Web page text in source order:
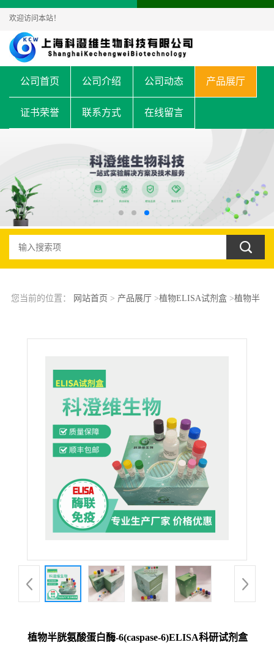
欢迎访问本站！
公司首页 公司介绍 公司动态 产品展厅
证书荣誉 联系方式 在线留言
您当前的位置： 网站首页 > 产品展厅>植物ELISA试剂盒>植物半
植物半胱氨酸蛋白酶-6(caspase-6)ELISA科研试剂盒